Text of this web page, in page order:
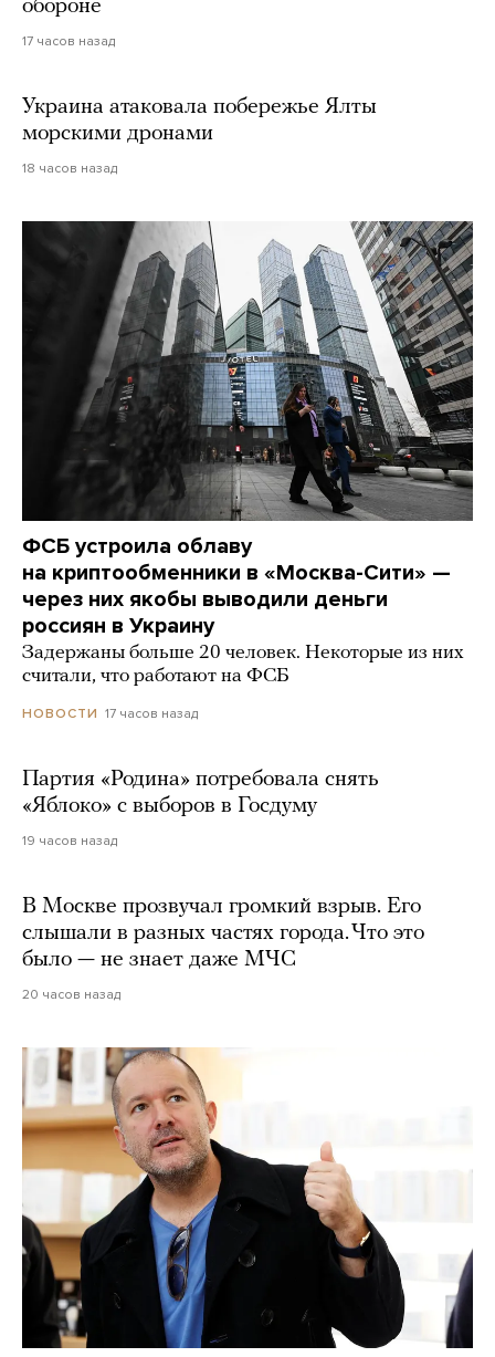
обороне
17 часов назад
Украина атаковала побережье Ялты
морскими дронами
18 часов назад
ФСБ устроила облаву
на криптообменники в «Москва-Сити» —
через них якобы выводили деньги
россиян в Украину
Задержаны больше 20 человек. Некоторые из них
считали, что работают на ФСБ
НОВОСТИ 17 часов назад
Партия «Родина» потребовала снять
«Яблоко» с выборов в Госдуму
19 часов назад
В Москве прозвучал громкий взрыв. Его
слышали в разных частях города. Что это
было — не знает даже МЧС
20 часов назад